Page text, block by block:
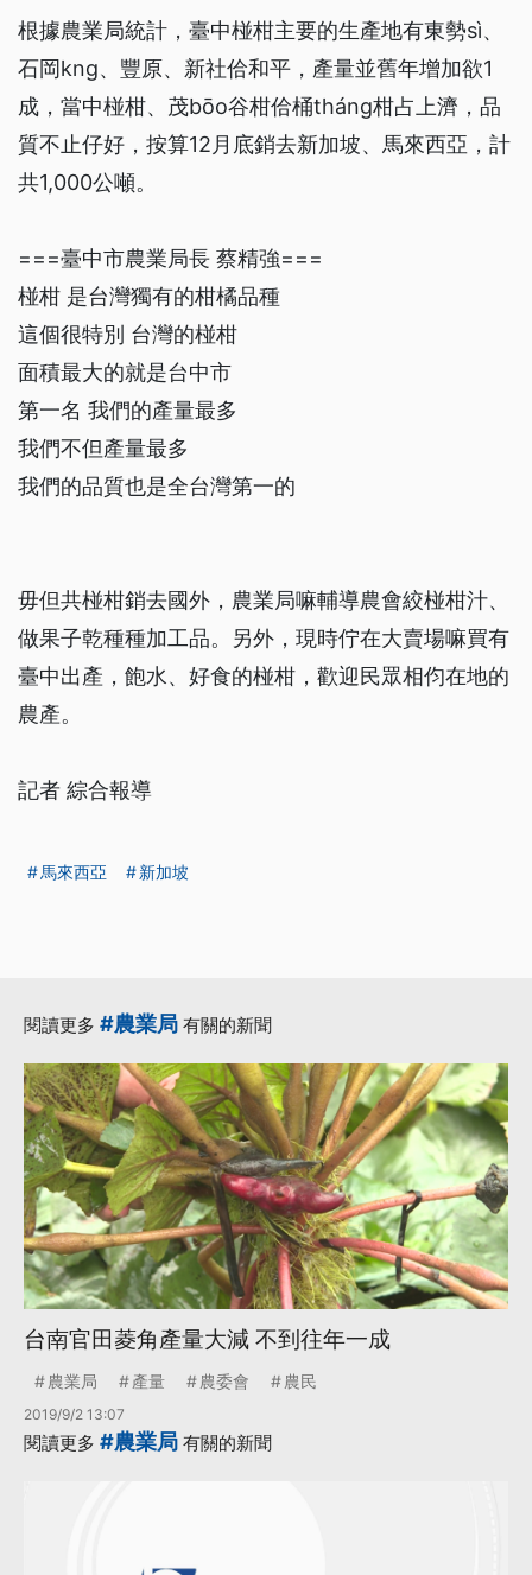
根據農業局統計，臺中椪柑主要的生產地有東勢sì、
石岡kng、豐原、新社佮和平，產量並舊年增加欲1
成，當中椪柑、茂bōo谷柑佮桶tháng柑占上濟，品
質不止仔好，按算12月底銷去新加坡、馬來西亞，計
共1,000公噸。
===臺中市農業局長 蔡精強===
椪柑 是台灣獨有的柑橘品種
這個很特別 台灣的椪柑
面積最大的就是台中市
第一名 我們的產量最多
我們不但產量最多
我們的品質也是全台灣第一的
毋但共椪柑銷去國外，農業局嘛輔導農會絞椪柑汁、
做果子乾種種加工品。另外，現時佇在大賣場嘛買有
臺中出產，飽水、好食的椪柑，歡迎民眾相伨在地的
農產。
記者 綜合報導
馬來西亞 新加坡
閱讀更多 #農業局 有關的新聞
台南官田菱角產量大減 不到往年一成
農業局 產量 農委會 農民
2019/9/2 13:07
閱讀更多 #農業局 有關的新聞